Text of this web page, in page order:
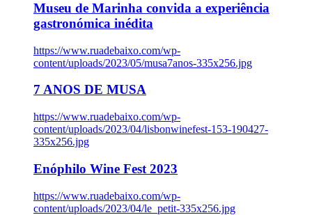
Museu de Marinha convida a experiência
gastronómica inédita
https://www.ruadebaixo.com/wp-
content/uploads/2023/05/musa7anos-335x256.jpg
7 ANOS DE MUSA
https://www.ruadebaixo.com/wp-
content/uploads/2023/04/lisbonwinefest-153-190427-
335x256.jpg
Enóphilo Wine Fest 2023
https://www.ruadebaixo.com/wp-
content/uploads/2023/04/le_petit-335x256.jpg